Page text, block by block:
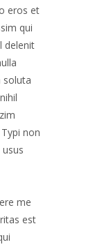
eros et
qui
delenit
soluta
non
me
est